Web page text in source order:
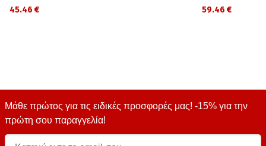
45.46 € 59.46 €
Μάθε πρώτος για τις ειδικές προσφορές μας! -15% για την
πρώτη σου παραγγελία!